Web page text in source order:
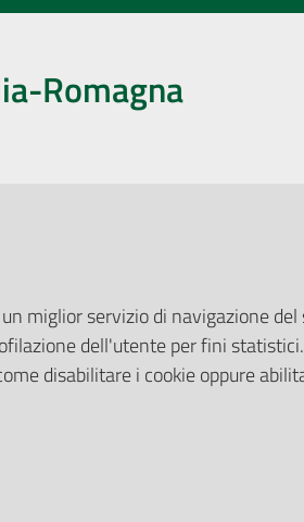
Romagna
Pubblicità legale
Albo Pretorio
Privacy Policy
Attuazione Misure PNRR
miglior servizio di navigazione
dell'utente per fini
disabilitare i cookie oppure